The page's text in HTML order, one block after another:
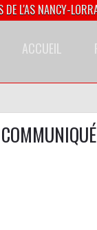
DE L'AS NANCY-
ACCUEIL